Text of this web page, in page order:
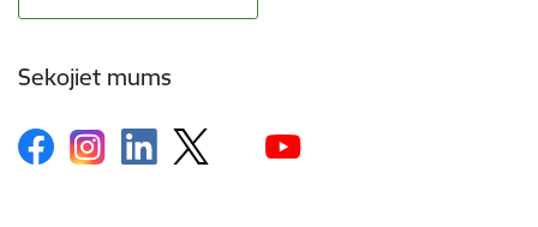
Sekojiet mums